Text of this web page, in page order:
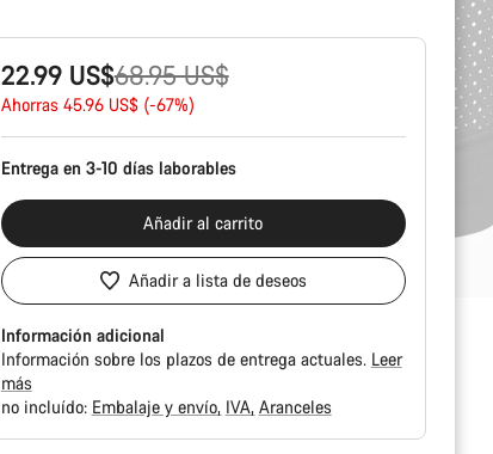
22.99 US$
Precio
original
68.95 US$
Ahorras 45.96 US$ (-67%)
Entrega en 3-10 días laborables
Añadir al carrito
Añadir a lista de deseos
Información adicional
Información sobre los plazos de entrega actuales. Leer
más
no incluído: Embalaje y envío IVA Aranceles